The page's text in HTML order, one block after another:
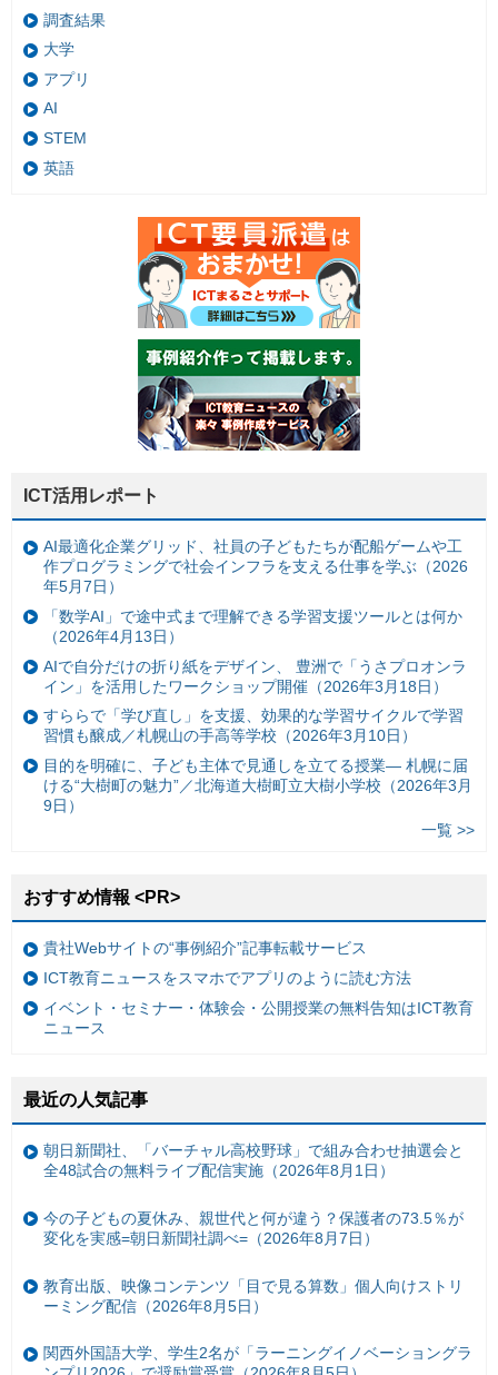
調査結果
大学
アプリ
AI
STEM
英語
ICT活用レポート
AI最適化企業グリッド、社員の子どもたちが配船ゲームや工
作プログラミングで社会インフラを支える仕事を学ぶ（2026
年5月7日）
「数学AI」で途中式まで理解できる学習支援ツールとは何か
（2026年4月13日）
AIで自分だけの折り紙をデザイン、 豊洲で「うさプロオンラ
イン」を活用したワークショップ開催（2026年3月18日）
すららで「学び直し」を支援、効果的な学習サイクルで学習
習慣も醸成／札幌山の手高等学校（2026年3月10日）
目的を明確に、子ども主体で見通しを立てる授業— 札幌に届
ける“大樹町の魅力”／北海道大樹町立大樹小学校（2026年3月
9日）
一覧 >>
おすすめ情報 <PR>
貴社Webサイトの“事例紹介”記事転載サービス
ICT教育ニュースをスマホでアプリのように読む方法
イベント・セミナー・体験会・公開授業の無料告知はICT教育
ニュース
最近の人気記事
朝日新聞社、「バーチャル高校野球」で組み合わせ抽選会と
全48試合の無料ライブ配信実施（2026年8月1日）
今の子どもの夏休み、親世代と何が違う？保護者の73.5％が
変化を実感=朝日新聞社調べ=（2026年8月7日）
教育出版、映像コンテンツ「目で見る算数」個人向けストリ
ーミング配信（2026年8月5日）
関西外国語大学、学生2名が「ラーニングイノベーショングラ